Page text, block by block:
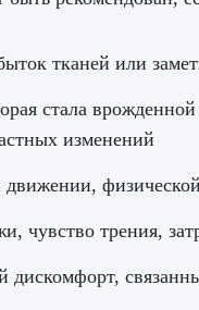
тканей или
стала
изменений
чувство трения,
дискомфорт,